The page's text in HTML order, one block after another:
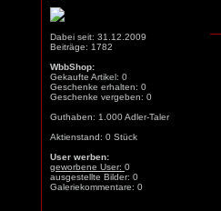
Dabei seit: 31.12.2009
Beiträge: 1782
WbbShop:
Gekaufte Artikel: 0
Geschenke erhalten: 0
Geschenke vergeben: 0
Guthaben: 1.000 Adler-Taler
Aktienstand: 0 Stück
User werben:
geworbene User: 0
ausgestellte Bilder: 0
Galeriekommentare: 0